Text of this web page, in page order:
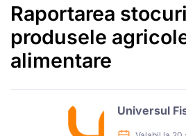
Raportarea
produsele
alimentare
Universul